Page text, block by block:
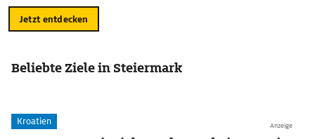
Jetzt entdecken
Beliebte Ziele in Steiermark
Anzeige
Kroatien